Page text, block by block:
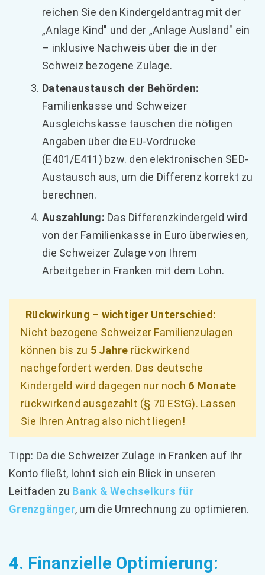
reichen Sie den Kindergeldantrag mit der
„Anlage Kind" und der „Anlage Ausland" ein
– inklusive Nachweis über die in der
Schweiz bezogene Zulage.
Datenaustausch der Behörden:
Familienkasse und Schweizer
Ausgleichskasse tauschen die nötigen
Angaben über die EU-Vordrucke
(E401/E411) bzw. den elektronischen SED-
Austausch aus, um die Differenz korrekt zu
berechnen.
Auszahlung: Das Differenzkindergeld wird
von der Familienkasse in Euro überwiesen,
die Schweizer Zulage von Ihrem
Arbeitgeber in Franken mit dem Lohn.
Rückwirkung – wichtiger Unterschied:
Nicht bezogene Schweizer Familienzulagen
können bis zu 5 Jahre rückwirkend
nachgefordert werden. Das deutsche
Kindergeld wird dagegen nur noch 6 Monate
rückwirkend ausgezahlt (§ 70 EStG). Lassen
Sie Ihren Antrag also nicht liegen!
Tipp: Da die Schweizer Zulage in Franken auf Ihr
Konto fließt, lohnt sich ein Blick in unseren
Leitfaden zu Bank & Wechselkurs für
Grenzgänger, um die Umrechnung zu optimieren.
4. Finanzielle Optimierung: